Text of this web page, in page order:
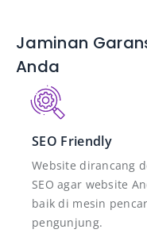
Jaminan
Anda
SEO Friendly
Website dirancang
SEO agar website
baik di mesin
pengunjung.